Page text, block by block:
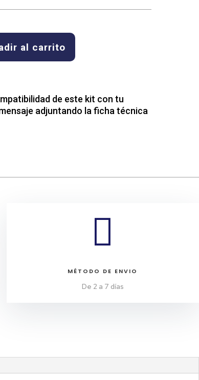
al carrito
de este kit con tu
adjuntando la ficha técnica

MÉTODO DE ENVIO
De 2 a 7 días